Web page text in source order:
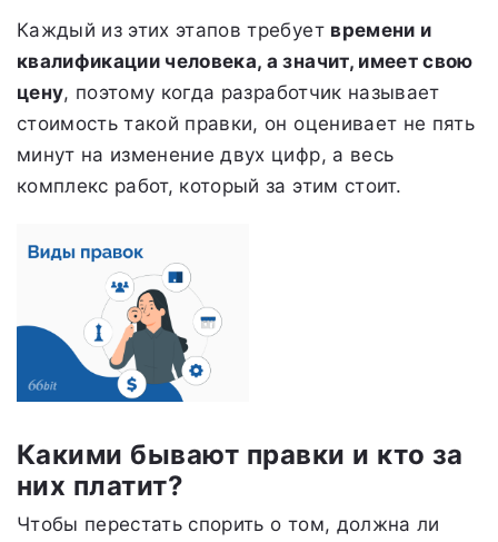
Каждый из этих этапов требует времени и
квалификации человека, а значит, имеет свою
цену, поэтому когда разработчик называет
стоимость такой правки, он оценивает не пять
минут на изменение двух цифр, а весь
комплекс работ, который за этим стоит.
Какими бывают правки и кто за
них платит?
Чтобы перестать спорить о том, должна ли